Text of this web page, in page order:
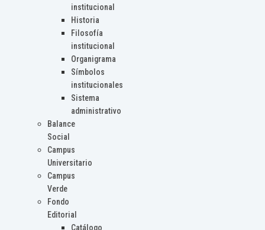
institucional
Historia
Filosofía
institucional
Organigrama
Símbolos
institucionales
Sistema
administrativo
Balance
Social
Campus
Universitario
Campus
Verde
Fondo
Editorial
Catálogo